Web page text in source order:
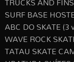
SURF BASE
ABC DO SKATE(3
WAVE ROCK
TATAU SKATE